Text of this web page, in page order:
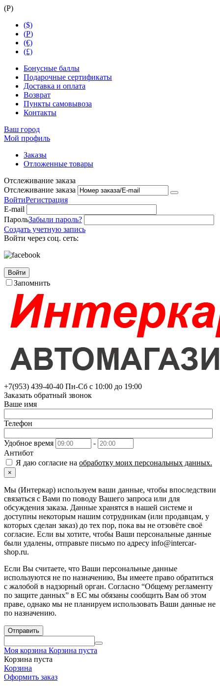
(Р)
($)
(Р)
(€)
(£)
Бонусные баллы
Подарочные сертификаты
Доставка и оплата
Возврат
Пункты самовывоза
Контакты
Ваш город
Мой профиль
Заказы
Отложенные товары
Отслеживание заказа
Отслеживание заказа
ВойтиРегистрация
E-mail
ПарольЗабыли пароль?
Создать учетную запись
Войти через соц. сеть:
Войти
Запомнить
+7(953) 439-40-40 Пн-Сб с 10:00 до 19:00
Заказать обратный звонок
Ваше имя
Телефон
Удобное время
-
Антибот
Я даю согласие на обработку моих персональных данных.
×
Мы (Интеркар) используем ваши данные, чтобы впоследствии
связаться с Вами по поводу Вашего запроса или для
обсуждения заказа. Данные хранятся в нашей системе и
доступны некоторым нашим сотрудникам (или продавцам, у
которых сделан заказ) до тех пор, пока вы не отзовёте своё
согласие. Если вы хотите, чтобы Ваши персональные данные
были удалены, отправьте письмо по адресу info@intercar-
shop.ru.
Если Вы считаете, что Ваши персональные данные
используются не по назначению, Вы имеете право обратиться
с жалобой в надзорный орган. Согласно “Общему регламенту
по защите данных” в ЕС мы обязаны сообщить Вам об этом
праве, однако мы не планируем использовать Ваши данные не
по назначению.
Отправить
Моя корзина Корзина пуста
Корзина пуста
Корзина
Оформить заказ